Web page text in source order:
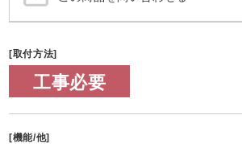
[取付方法]
工事必要
[機能/他]